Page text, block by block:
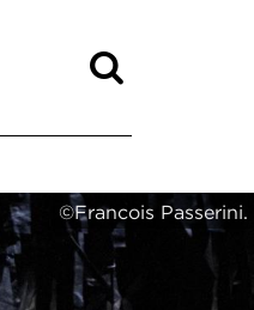
©Francois Passerini.